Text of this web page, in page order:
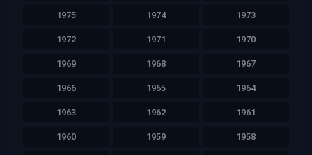
1975 1974 1973
1972 1971 1970
1969 1968 1967
1966 1965 1964
1963 1962 1961
1960 1959 1958